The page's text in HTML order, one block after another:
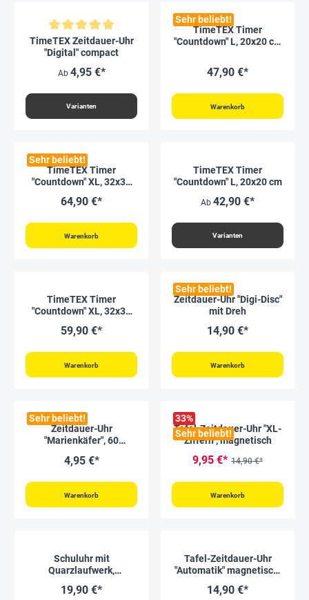
Durchschnittliche Bewertung von 5 von 5 Sternen
TimeTEX Zeitdauer-Uhr
"Digital" compact
Ab 4,95 €*
Varianten
Sehr beliebt!
TimeTEX Timer
"Countdown" L, 20x20 cm
47,90 €*
Warenkorb
Sehr beliebt!
TimeTEX Timer
"Countdown" XL, 32x32
und Pausentaste
64,90 €*
Warenkorb
TimeTEX Timer
"Countdown" L, 20x20 cm
Ab 42,90 €*
Varianten
TimeTEX Timer
"Countdown" XL, 32x32
59,90 €*
Warenkorb
Sehr beliebt!
Zeitdauer-Uhr "Digi-Disc"
mit Dreh
14,90 €*
Warenkorb
Sehr beliebt!
Zeitdauer-Uhr
"Marienkäfer", 60
4,95 €*
Warenkorb
33%
Sehr beliebt!
Tafel-Zeitdauer-Uhr "XL-
Ziffern", magnetisch
9,95 €* 14,90 €*
Warenkorb
Schuluhr mit
Quarzlaufwerk,
Sekundenzeiger, 30,5 cm
19,90 €*
Tafel-Zeitdauer-Uhr
"Automatik" magnetisch,
14,90 €*